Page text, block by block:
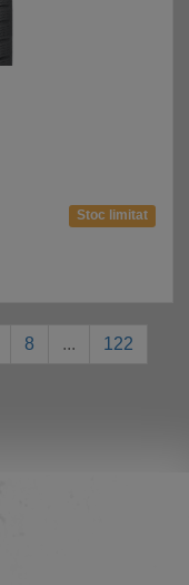
Stoc limitat
8 ... 122